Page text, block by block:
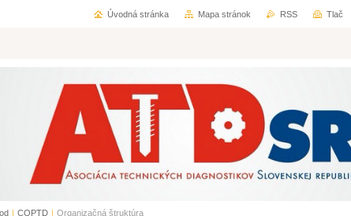
| COPTD | Organizačná štruktúra
Úvodná stránka Mapa stránok RSS Tlač